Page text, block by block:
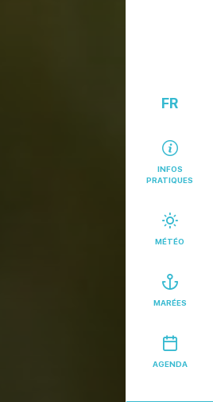
FR
INFOS
PRATIQUES
MÉTÉO
MARÉES
AGENDA